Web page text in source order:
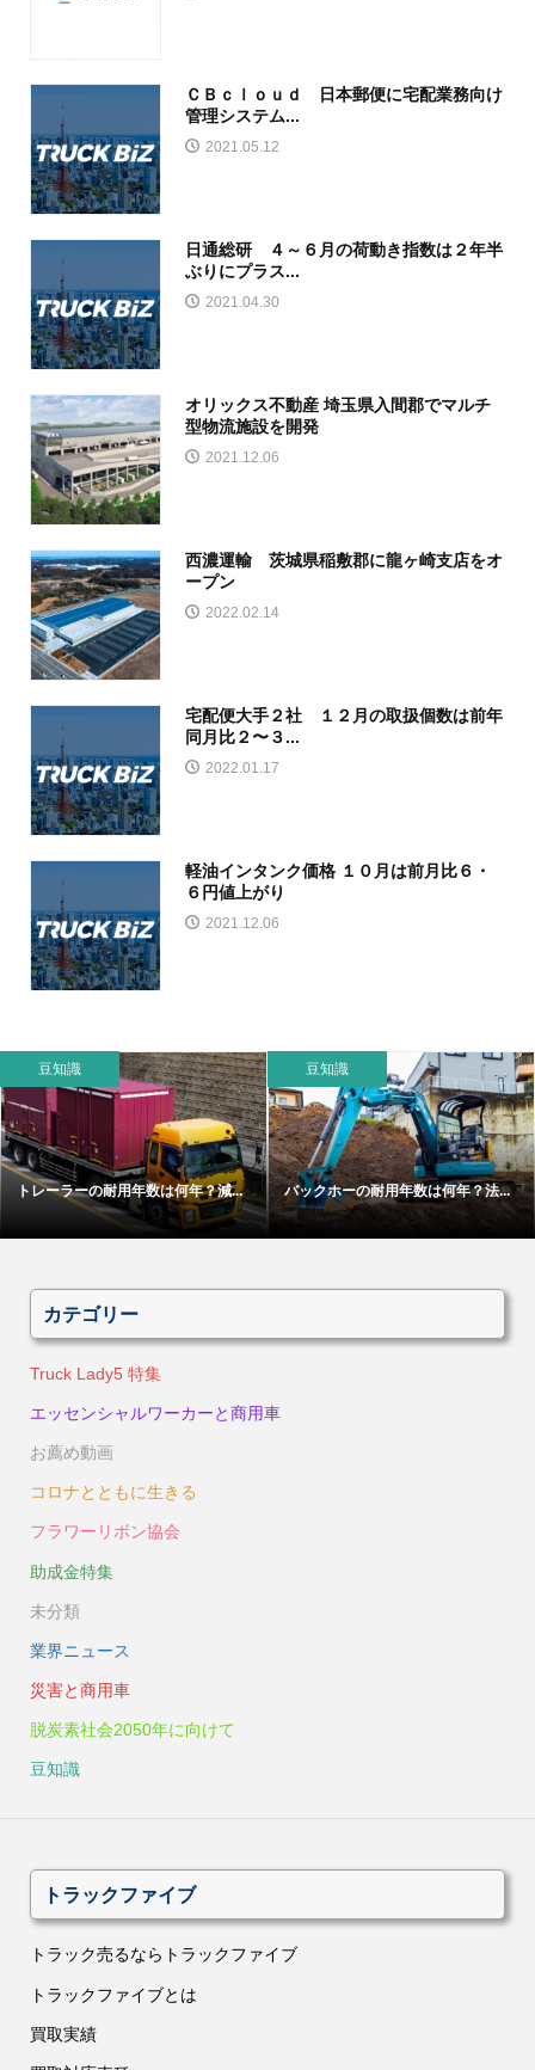
ＣＢｃｌｏｕｄ 日本郵便に宅配業務向け
管理システム...
2021.05.12
日通総研 ４～６月の荷動き指数は２年半
ぶりにプラス...
2021.04.30
オリックス不動産 埼玉県入間郡でマルチ
型物流施設を開発
2021.12.06
西濃運輸 茨城県稲敷郡に龍ヶ崎支店をオ
ープン
2022.02.14
宅配便大手２社 １２月の取扱個数は前年
同月比２〜３...
2022.01.17
軽油インタンク価格 １０月は前月比６・
６円値上がり
2021.12.06
豆知識
トレーラーの耐用年数は何年？減...
豆知識
バックホーの耐用年数は何年？法...
カテゴリー
Truck Lady5 特集
エッセンシャルワーカーと商用車
お薦め動画
コロナとともに生きる
フラワーリボン協会
助成金特集
未分類
業界ニュース
災害と商用車
脱炭素社会2050年に向けて
豆知識
トラックファイブ
トラック売るならトラックファイブ
トラックファイブとは
買取実績